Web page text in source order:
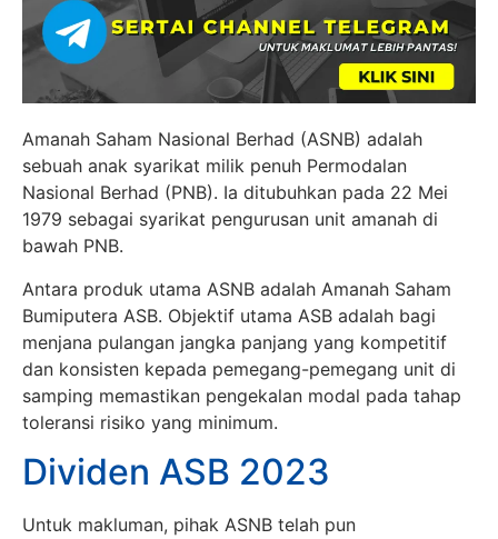
Amanah Saham Nasional Berhad (ASNB) adalah
sebuah anak syarikat milik penuh Permodalan
Nasional Berhad (PNB). Ia ditubuhkan pada 22 Mei
1979 sebagai syarikat pengurusan unit amanah di
bawah PNB.
Antara produk utama ASNB adalah Amanah Saham
Bumiputera ASB. Objektif utama ASB adalah bagi
menjana pulangan jangka panjang yang kompetitif
dan konsisten kepada pemegang-pemegang unit di
samping memastikan pengekalan modal pada tahap
toleransi risiko yang minimum.
Dividen ASB 2023
Untuk makluman, pihak ASNB telah pun